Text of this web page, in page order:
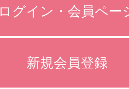
ログイン・会員ペー
新規会員登録